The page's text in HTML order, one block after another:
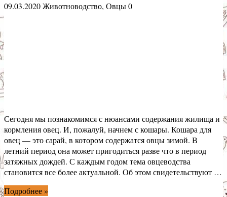
09.03.2020Животноводство, Овцы0
Сегодня мы познакомимся с нюансами содержания жилища и
кормления овец. И, пожалуй, начнем с кошары. Кошара для
овец — это сарай, в котором содержатся овцы зимой. В
летний период она может пригодиться разве что в период
затяжных дождей. С каждым годом тема овцеводства
становится все более актуальной. Об этом свидетельствуют …
Подробнее »